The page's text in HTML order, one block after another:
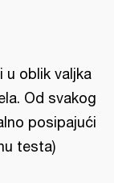
u oblik valjka
Od svakog
posipajući
testa)